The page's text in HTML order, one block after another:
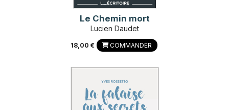
Le Chemin mort
Lucien Daudet
18,00 € COMMANDER